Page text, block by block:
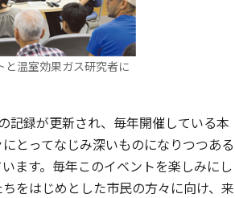
と温室効果ガス研究者に
記録が更新され、毎年開催している本
とってなじみ深いものになりつつある
ます。毎年このイベントを楽しみにし
をはじめとした市民の方々に向け、来